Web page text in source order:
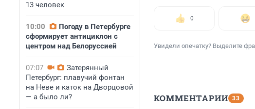
13 человек
10:00
Погоду в Петербурге
сформирует антициклон с
центром над Белоруссией
07:07
Затерянный
Петербург: плавучий фонтан
на Неве и каток на Дворцовой
— а было ли?
0
Увидели опечатку? Выделите
КОММЕНТАРИИ 33